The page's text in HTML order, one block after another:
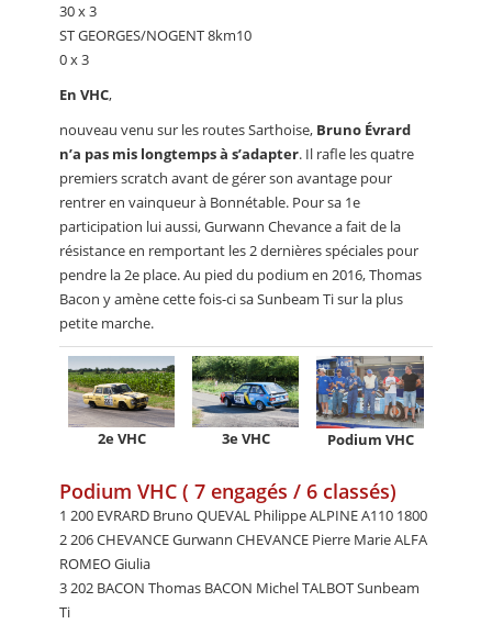
30 x 3
ST GEORGES/NOGENT 8km10
0 x 3
En VHC,
nouveau venu sur les routes Sarthoise, Bruno Évrard
n’a pas mis longtemps à s’adapter. Il rafle les quatre
premiers scratch avant de gérer son avantage pour
rentrer en vainqueur à Bonnétable. Pour sa 1e
participation lui aussi, Gurwann Chevance a fait de la
résistance en remportant les 2 dernières spéciales pour
pendre la 2e place. Au pied du podium en 2016, Thomas
Bacon y amène cette fois-ci sa Sunbeam Ti sur la plus
petite marche.
2e VHC 3e VHC Podium VHC
Podium VHC ( 7 engagés / 6 classés)
1 200 EVRARD Bruno QUEVAL Philippe ALPINE A110 1800
2 206 CHEVANCE Gurwann CHEVANCE Pierre Marie ALFA
ROMEO Giulia
3 202 BACON Thomas BACON Michel TALBOT Sunbeam
Ti